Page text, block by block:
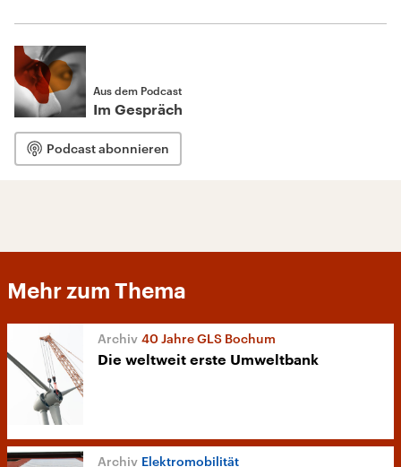
Aus dem Podcast
Im Gespräch
Podcast abonnieren
Mehr zum Thema
40 Jahre GLS Bochum
Die weltweit erste Umweltbank
Elektromobilität